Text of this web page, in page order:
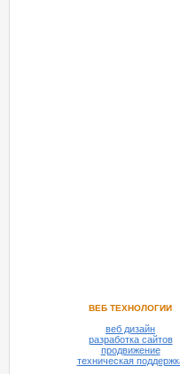
ВЕБ ТЕХНОЛОГИИ
веб дизайн
разработка сайтов
продвижение
техническая